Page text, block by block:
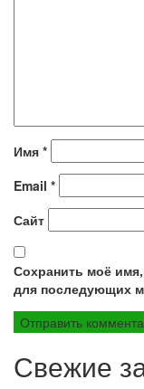
Имя *
Email *
Сайт
Сохранить моё
для последующих
Свежие